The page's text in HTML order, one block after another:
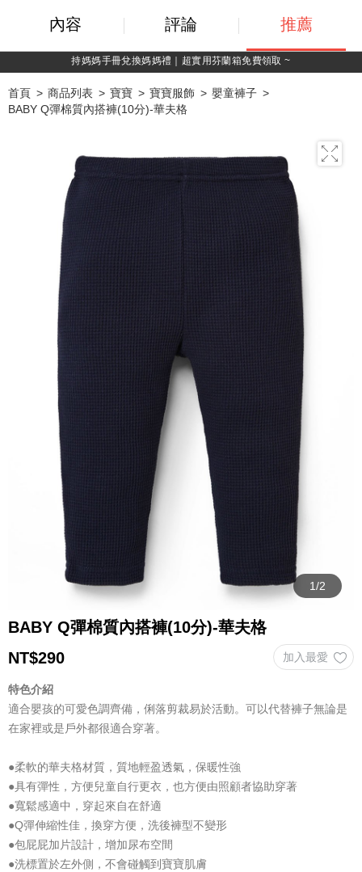
持媽媽手冊兌換媽媽禮｜超實用芬蘭箱免費領取 ~
首頁 商品列表 寶寶 寶寶服飾
嬰童褲子
BABY Q彈棉質內搭褲(10分)-華夫格
BABY Q彈棉質內搭褲(10分)-華夫格
NT$290
特色介紹
適合嬰孩的可愛色調齊備，俐落剪裁易於活動。可以代替褲子無論是
在家裡或是戶外都很適合穿著。
●柔軟的華夫格材質，質地輕盈透氣，保暖性強
●具有彈性，方便兒童自行更衣，也方便由照顧者協助穿著
●寬鬆感適中，穿起來自在舒適
●Q彈伸縮性佳，換穿方便，洗後褲型不變形
●包屁屁加片設計，增加尿布空間
●洗標置於左外側，不會碰觸到寶寶肌膚
內容 評論 推薦